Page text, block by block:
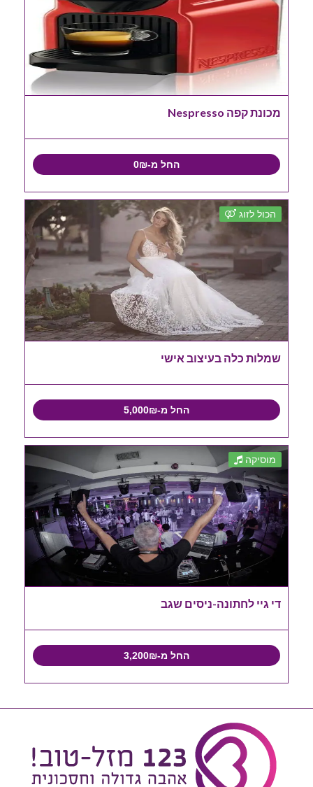
מכונת קפה Nespresso
החל מ-0₪
הכול לזוג
שמלות כלה בעיצוב אישי
החל מ-5,000₪
מוסיקה
די גיי לחתונה-ניסים שגב
החל מ-3,200₪